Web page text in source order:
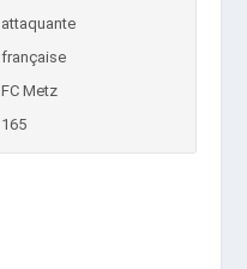
attaquante
française
FC Metz
165